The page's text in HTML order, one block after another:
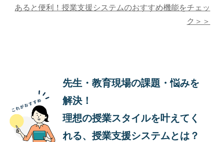
あると便利！授業支援システムのおすすめ機能をチェッ
ク＞＞
先生・教育現場の課題・悩みを
解決！
理想の授業スタイルを叶えてく
れる、授業支援システムとは？